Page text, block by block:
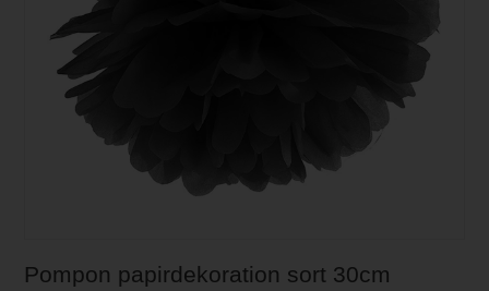
Pompon papirdekoration sort 30cm